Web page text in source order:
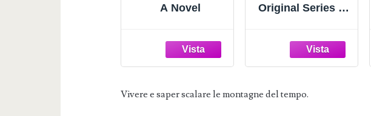
A Novel
Original Series on
Vivere e saper scalare le montagne del tempo.